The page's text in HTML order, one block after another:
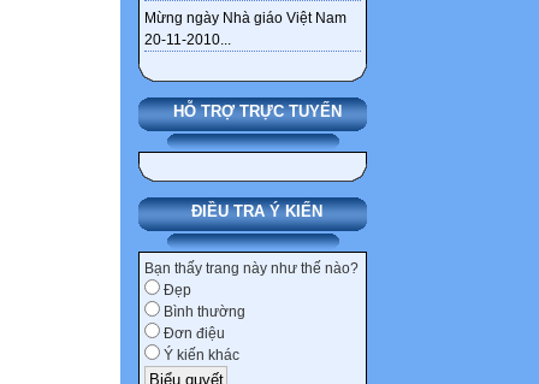
Mừng ngày Nhà giáo Việt Nam
20-11-2010...
HỖ TRỢ TRỰC TUYẾN
ĐIỀU TRA Ý KIẾN
Bạn thấy trang này như thế nào?
Đẹp
Bình thường
Đơn điệu
Ý kiến khác